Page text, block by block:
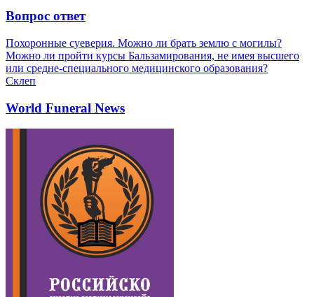
Вопрос ответ
Похоронные суеверия. Можно ли брать землю с могилы?
Можно ли пройти курсы Бальзамирования, не имея высшего
или средне-специального медицинского образования?
Склеп
World Funeral News